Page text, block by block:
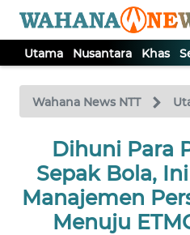
Utama Nusantara Khas
Wahana News NTT
Dihuni Para
Sepak Bola,
Manajemen
Menuju
TV
Tutup
UTAMA
NUSANTARA